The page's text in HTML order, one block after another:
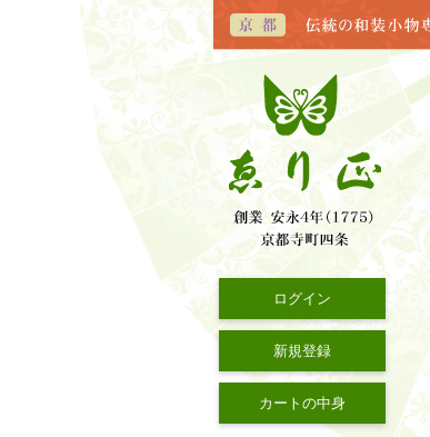
ログイン
新規登録
カートの中身